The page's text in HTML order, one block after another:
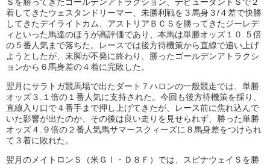
着してきたウェスタンドリーマー、未勝利戦を３馬身３/４差で快勝
してきたデイライトカム、アストリアＢＣＳを勝ってきたジーレデ
ィといった馬達のほうが高評価であり、本馬は単勝オッズ１０.５倍
の５番人気まで落ちた。レースでは後方待機策から直線で追い上げ
ようとしたが、末脚が不発に終わり、勝ったゴールデンアトラクシ
ョンから６馬身差の４着に完敗した。
翌月にサラトガ競馬場で出たダート７ハロンの一般競走では、単勝
オッズ３.１倍の１番人気に支持された。今回も後方待機策を採り、
直線入り口で４番手まで押し上げてきたが、レース前に焦れ込んで
いた影響が出たのか、その後は良い走りを見せられず、勝った単勝
オッズ４.９倍の２番人気馬サマースクィーズに８馬身差をつけられ
て３着に敗れた。
翌月のメイトロンＳ（米ＧⅠ・Ｄ８Ｆ）では、スピナウェイＳを勝